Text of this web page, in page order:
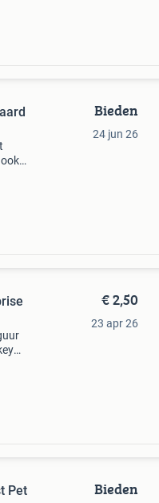
Bieden
24 jun 26
€ 2,50
23 apr 26
Pet
Bieden